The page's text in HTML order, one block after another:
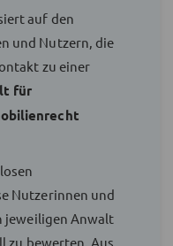
auf den
und Nutzern, die
zu einer
für
Nutzerinnen und
jeweiligen Anwalt
zu bewerten. Aus